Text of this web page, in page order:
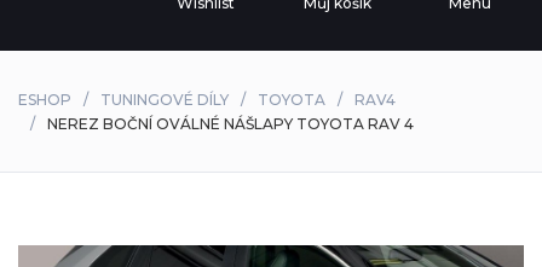
ESHOP TUNINGOVÉ DÍLY TOYOTA
RAV4
NEREZ BOČNÍ OVÁLNÉ NÁŠLAPY TOYOTA RAV 4